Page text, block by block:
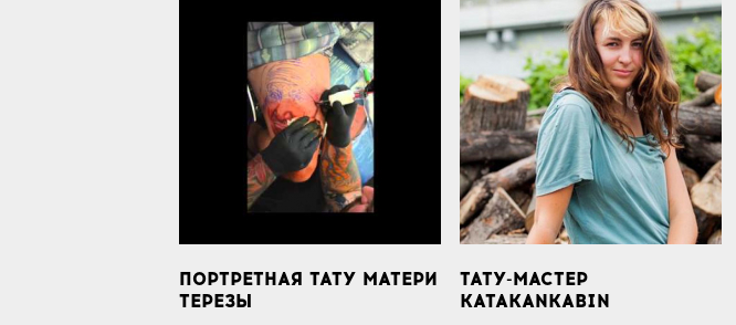
ПОРТРЕТНАЯ ТАТУ МАТЕРИ
ТЕРЕЗЫ
ТАТУ-МАСТЕР
KATAKANKABIN